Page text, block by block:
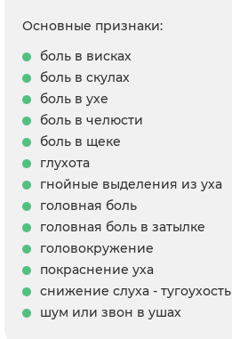
Основные признаки:
боль в висках
боль в скулах
боль в ухе
боль в челюсти
боль в щеке
глухота
гнойные выделения из уха
головная боль
головная боль в затылке
головокружение
покраснение уха
снижение слуха - тугоухость
шум или звон в ушах